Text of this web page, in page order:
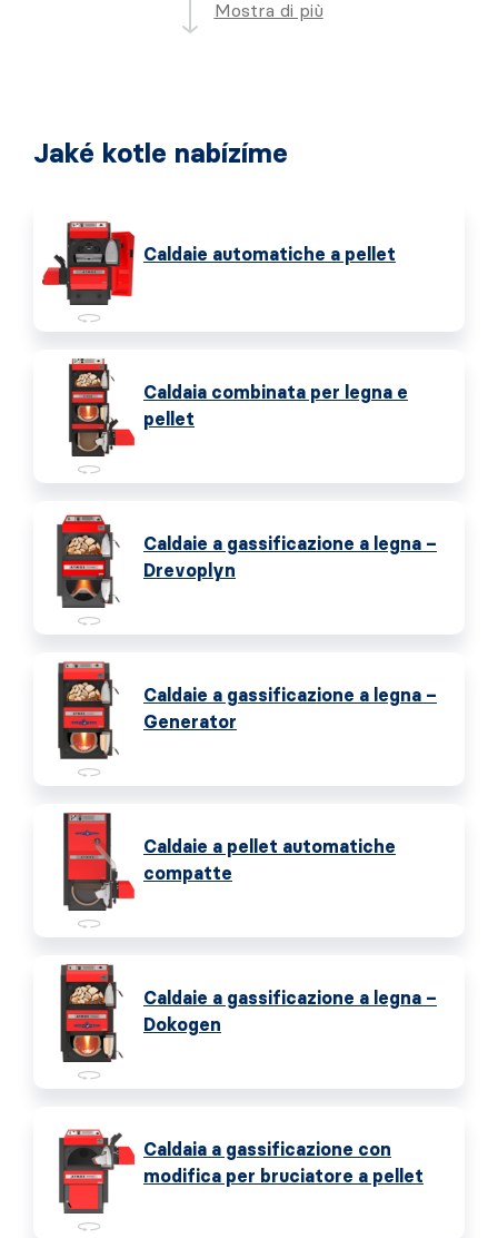
Mostra di più
Jaké kotle nabízíme
Caldaie automatiche a pellet
Caldaia combinata per legna e
pellet
Caldaie a gassificazione a legna –
Drevoplyn
Caldaie a gassificazione a legna –
Generator
Caldaie a pellet automatiche
compatte
Caldaie a gassificazione a legna –
Dokogen
Caldaia a gassificazione con
modifica per bruciatore a pellet